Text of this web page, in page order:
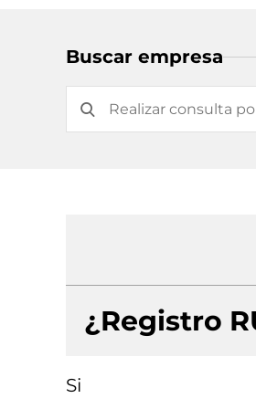
Buscar empresa
¿Registro
Si